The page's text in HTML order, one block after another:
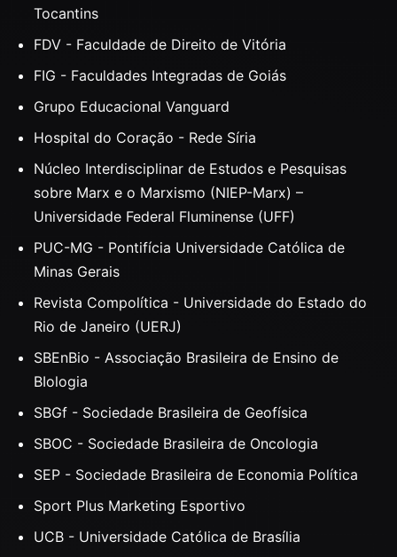
Tocantins
FDV - Faculdade de Direito de Vitória
FIG - Faculdades Integradas de Goiás
Grupo Educacional Vanguard
Hospital do Coração - Rede Síria
Núcleo Interdisciplinar de Estudos e Pesquisas
sobre Marx e o Marxismo (NIEP-Marx) –
Universidade Federal Fluminense (UFF)
PUC-MG - Pontifícia Universidade Católica de
Minas Gerais
Revista Compolítica - Universidade do Estado do
Rio de Janeiro (UERJ)
SBEnBio - Associação Brasileira de Ensino de
BIologia
SBGf - Sociedade Brasileira de Geofísica
SBOC - Sociedade Brasileira de Oncologia
SEP - Sociedade Brasileira de Economia Política
Sport Plus Marketing Esportivo
UCB - Universidade Católica de Brasília